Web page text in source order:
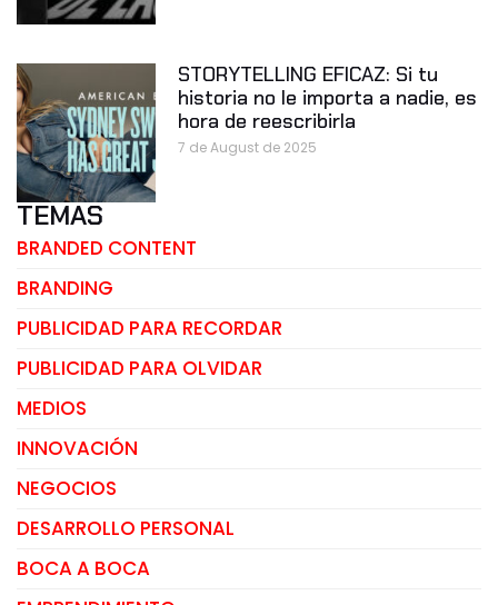
STORYTELLING EFICAZ: Si tu
historia no le importa a nadie, es
hora de reescribirla
7 de August de 2025
TEMAS
BRANDED CONTENT
BRANDING
PUBLICIDAD PARA RECORDAR
PUBLICIDAD PARA OLVIDAR
MEDIOS
INNOVACIÓN
NEGOCIOS
DESARROLLO PERSONAL
BOCA A BOCA